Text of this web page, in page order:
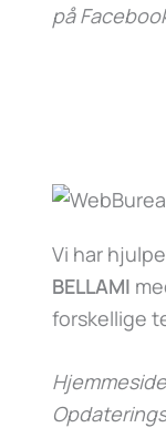
på
Vi har
BELLAMI
forskellige